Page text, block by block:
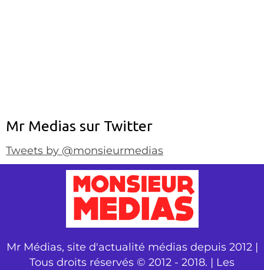
Mr Medias sur Twitter
Tweets by @monsieurmedias
Mr Médias, site d'actualité médias depuis 2012 |
Tous droits réservés © 2012 - 2018. | Les